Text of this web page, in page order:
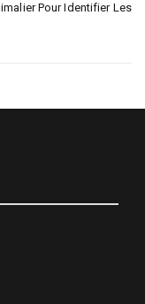
Pour Identifier Les